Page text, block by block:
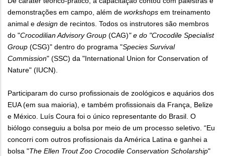
demonstrações em campo, além de workshops em treinamento
animal e design de recintos. Todos os instrutores são membros
do "Crocodilian Advisory Group (CAG)" e do "Crocodile Specialist
Group (CSG)" dentro do programa "Species Survival
Commission" (SSC) da "International Union for Conservation of
Nature" (IUCN).
Participaram do curso profissionais de zoológicos e aquários dos
EUA (em sua maioria), e também profissionais da França, Belize
e México. Luís Coura foi o único representante do Brasil. O
biólogo conseguiu a bolsa por meio de um processo seletivo. “Eu
concorri com outros profissionais da América Latina e ganhei a
bolsa "The Ellen Trout Zoo Crocodile Conservation Scholarship"